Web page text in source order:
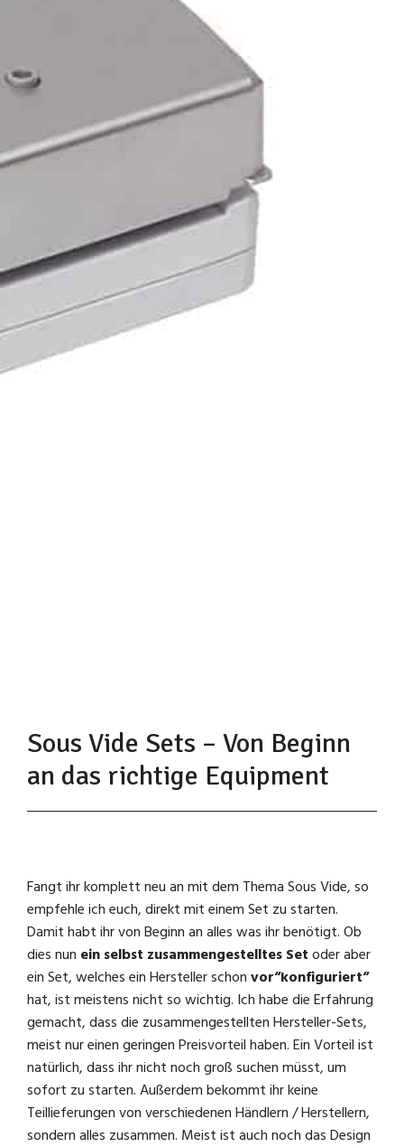
Sous Vide Sets – Von Beginn
an das richtige Equipment
Fangt ihr komplett neu an mit dem Thema Sous Vide, so
empfehle ich euch, direkt mit einem Set zu starten.
Damit habt ihr von Beginn an alles was ihr benötigt. Ob
dies nun ein selbst zusammengestelltes Set oder aber
ein Set, welches ein Hersteller schon vor“konfiguriert“
hat, ist meistens nicht so wichtig. Ich habe die Erfahrung
gemacht, dass die zusammengestellten Hersteller-Sets,
meist nur einen geringen Preisvorteil haben. Ein Vorteil ist
natürlich, dass ihr nicht noch groß suchen müsst, um
sofort zu starten. Außerdem bekommt ihr keine
Teillieferungen von verschiedenen Händlern / Herstellern,
sondern alles zusammen. Meist ist auch noch das Design